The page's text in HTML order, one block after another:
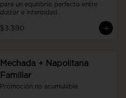
para un equilibrio perfecto entre
dulzor e intensidad.
$3.390
Mechada + Napolitana
Familiar
Promoción no acumulable